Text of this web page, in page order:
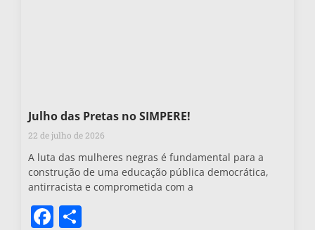
Julho das Pretas no SIMPERE!
22 de julho de 2026
A luta das mulheres negras é fundamental para a
construção de uma educação pública democrática,
antirracista e comprometida com a
Facebook